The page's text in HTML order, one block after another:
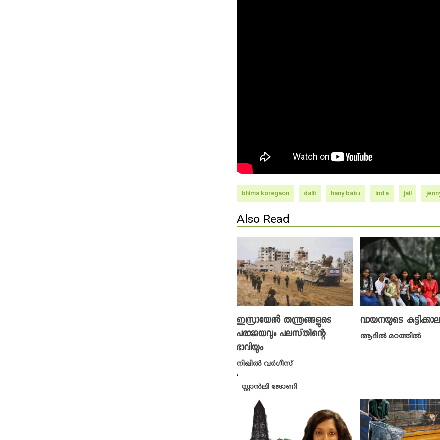
bhima koregaon dalit hany babu india jail
Also Read
ഇസ്രായേൽ തന്ത്രങ്ങളുടെ
പരാജയവും പലസ്‌തീന്റെ
ഭാവിയും
നിഖില്‍ വര്‍ഗീസ്‌
,
സ്റ്റാൻലി ജോണി
വായനയുടെ
ആദിൽ മഠത്തിൽ